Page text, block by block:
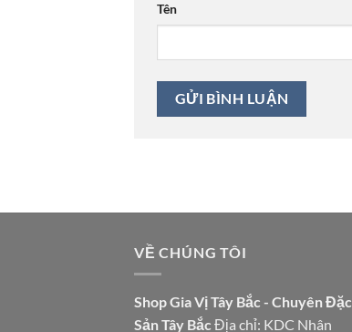
Tên
VỀ CHÚNG TÔI
Shop Gia Vị Tây Bắc - Chuyên Đặc
Sản Tây Bắc Địa chỉ: KDC Nhân